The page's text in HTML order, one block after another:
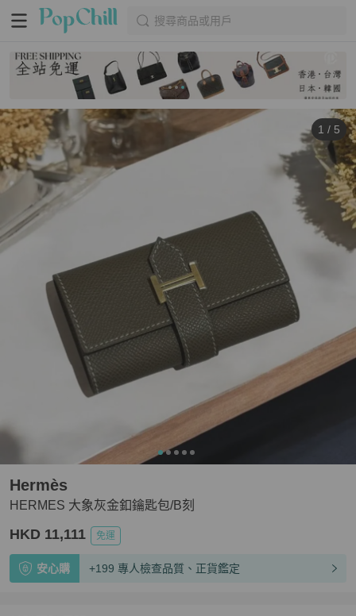
搜尋商品或用戶
1 / 5
HERMES 大象灰金釦鑰匙包/B刻
Hermès
HKD 11,111 免運
安心購 +199 專人檢查品質、正貨鑑定